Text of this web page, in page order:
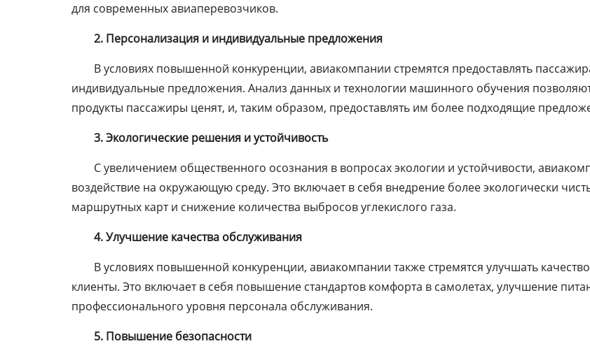
для современных авиаперевозчиков.
2. Персонализация и индивидуальные предложения
В условиях повышенной конкуренции, авиакомпании стремятся предоставлять
индивидуальные предложения. Анализ данных и технологии машинного обучения
продукты пассажиры ценят, и, таким образом, предоставлять им более подходящие
3. Экологические решения и устойчивость
С увеличением общественного осознания в вопросах экологии и устойчивости,
воздействие на окружающую среду. Это включает в себя внедрение более экологически
маршрутных карт и снижение количества выбросов углекислого газа.
4. Улучшение качества обслуживания
В условиях повышенной конкуренции, авиакомпании также стремятся улучшать
клиенты. Это включает в себя повышение стандартов комфорта в самолетах, улучшение
профессионального уровня персонала обслуживания.
5. Повышение безопасности